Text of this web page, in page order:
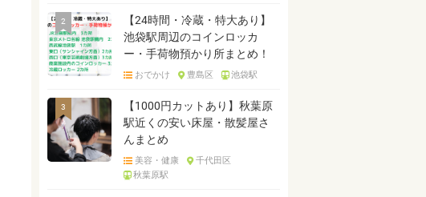
2
【24時間・冷蔵・特大あり】
池袋駅周辺のコインロッカ
ー・手荷物預かり所まとめ！
おでかけ 豊島区 池袋駅
3
【1000円カットあり】秋葉原
駅近くの安い床屋・散髪屋さ
んまとめ
美容・健康
千代田区
秋葉原駅